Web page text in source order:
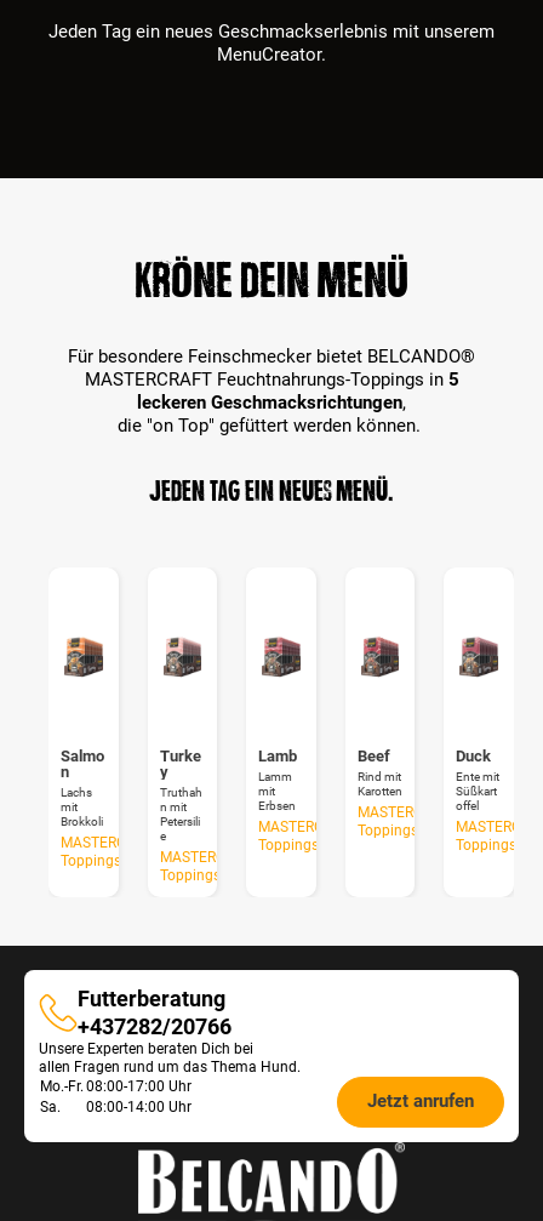
Jeden Tag ein neues Geschmackserlebnis mit unserem
MenuCreator.
Kröne dein Menü
Für besondere Feinschmecker bietet BELCANDO®
MASTERCRAFT Feuchtnahrungs-Toppings in 5
leckeren Geschmacksrichtungen,
die "on Top" gefüttert werden können.
Jeden Tag ein neues Menü.
Salmo
n
Lachs
mit
Brokkoli
MASTERCRAFT
Toppings
Turke
y
Truthah
n mit
Petersili
e
MASTERCRAFT
Toppings
Lamb
Lamm
mit
Erbsen
MASTERCRAFT
Toppings
Beef
Rind mit
Karotten
MASTERCRAFT
Toppings
Duck
Ente mit
Süßkart
offel
Toppings
Futterberatung
Futterberatung
+437282/20766
Unsere Experten beraten Dich bei
allen Fragen rund um das Thema Hund.
Öffnungszeiten
Futterberatung:
Mo.-Fr. 08:00-17:00 Uhr
Sa.
08:00-14:00 Uhr Jetzt anrufen